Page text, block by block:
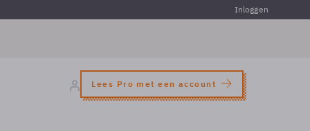
Inloggen
Lees Pro met een account